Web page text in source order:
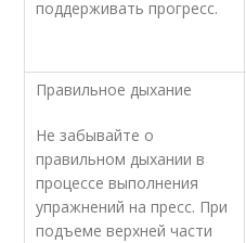
поддерживать прогресс.
Правильное дыхание
Не забывайте о
правильном дыхании в
процессе выполнения
упражнений на пресс. При
подъеме верхней части